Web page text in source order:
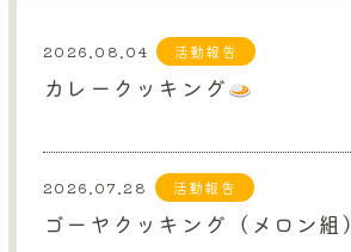
フォトアルバム
資料ダウンロード
2026.08.04 活動報告
カレークッキング
2026.07.28 活動報告
ゴーヤクッキング（メロン組）